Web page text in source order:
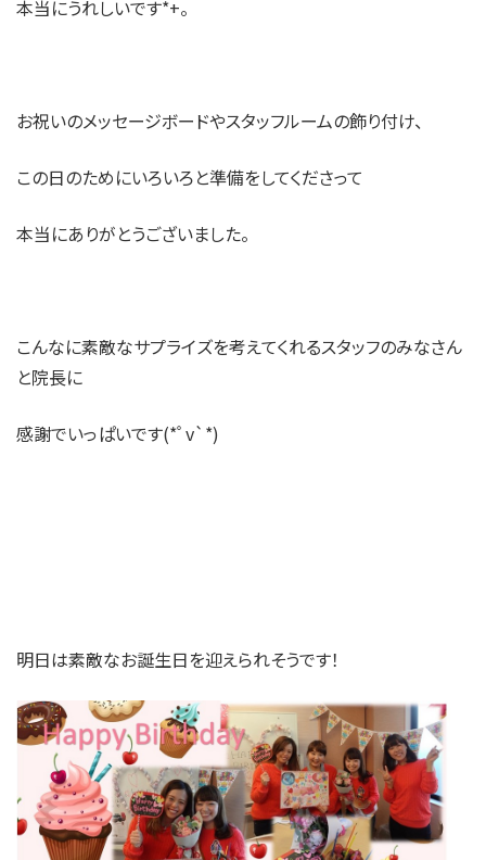
本当にうれしいです*+。
お祝いのメッセージボードやスタッフルームの飾り付け、
この日のためにいろいろと準備をしてくださって
本当にありがとうございました。
こんなに素敵なサプライズを考えてくれるスタッフのみなさん
と院長に
感謝でいっぱいです(*ﾟv`*)
明日は素敵なお誕生日を迎えられそうです！